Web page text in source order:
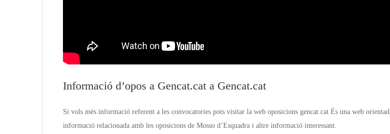
Informació d’opos a Gencat.cat a Gencat.cat
Si vols més informació referent a les convocatories pots visitar la web oposicions gencat.cat És una web
informació relacionada amb les oposicions de Mosso d’Esquadra i altre informació interessant.